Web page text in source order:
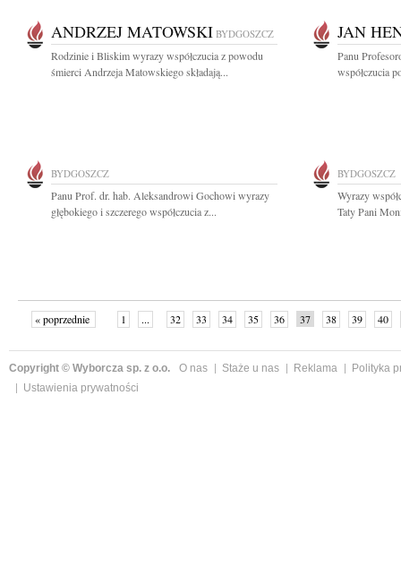
ANDRZEJ MATOWSKI BYDGOSZCZ
Rodzinie i Bliskim wyrazy współczucia z powodu
śmierci Andrzeja Matowskiego składają...
JAN
Panu
współczucia
BYDGOSZCZ
Panu Prof. dr. hab. Aleksandrowi Gochowi wyrazy
głębokiego i szczerego współczucia z...
BYDGOSZCZ
Wyrazy
Taty Pani
« poprzednie 1 ... 32 33 34 35 36 37 38 39
40
Copyright © Wyborcza sp. z o.o. O nas Staże u nas Reklama
Polityka
Ustawienia prywatności